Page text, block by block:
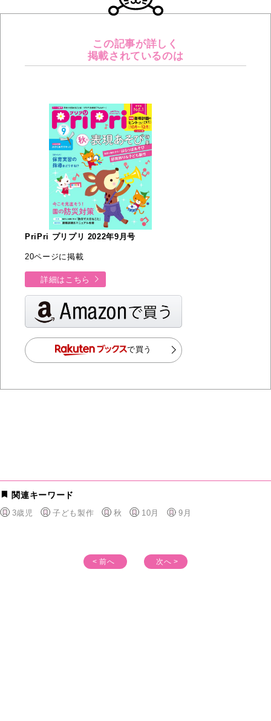
この記事が詳しく
掲載されているのは
PriPri プリプリ 2022年9月号
20ページに掲載
詳細はこちら
で買う
関連キーワード
3歳児 子ども製作 秋 10月 9月
< 前へ 次へ >